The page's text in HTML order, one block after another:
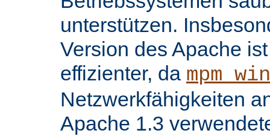
unterstützen.
Version des Apache
effizienter, da
Netzwerkfähigkeiten
Apache 1.3